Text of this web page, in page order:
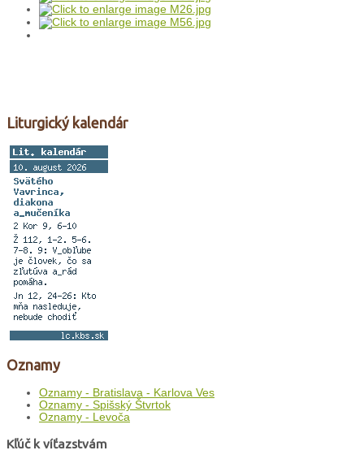
Liturgický kalendár
Oznamy
Oznamy - Bratislava - Karlova Ves
Oznamy - Spišský Štvrtok
Oznamy - Levoča
Kľúč k víťazstvám